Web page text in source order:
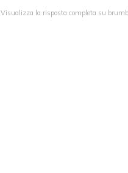
Visualizza la risposta completa su